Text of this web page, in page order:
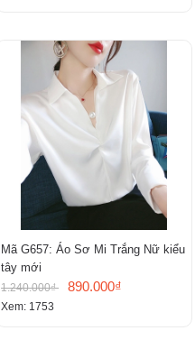
Mã G657: Áo Sơ Mi Trắng Nữ kiểu
tây mới
1.240.000₫ 890.000₫
Xem: 1753